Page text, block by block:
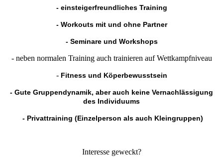
- einsteigerfreundliches Training
- Workouts mit und ohne Partner
- Seminare und Workshops
- neben normalen Training auch trainieren auf Wettkampfniveau
- Fitness und Köperbewusstsein
- Gute Gruppendynamik, aber auch keine Vernachlässigung
des Individuums
- Privattraining (Einzelperson als auch Kleingruppen)
Interesse geweckt?